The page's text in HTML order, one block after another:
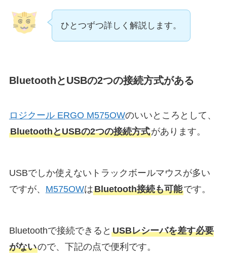
ひとつずつ詳しく解説します。
BluetoothとUSBの2つの接続方式がある
ロジクール ERGO M575OWのいいところとして、
BluetoothとUSBの2つの接続方式があります。
USBでしか使えないトラックボールマウスが多い
ですが、 M575OWはBluetooth接続も可能です。
Bluetoothで接続できると USBレシーバを差す必要
がないので、下記の点で便利です。